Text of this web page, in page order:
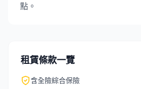
點。
租賃條款一覽
含全險綜合保險